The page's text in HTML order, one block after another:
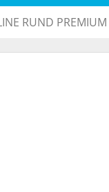
RUND PREMIUM